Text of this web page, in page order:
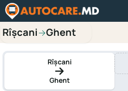
Rîşcani→Ghent
Rîşcani
Ghent